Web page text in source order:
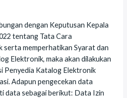
dengan Keputusan Kepala
tentang Tata Cara
serta memperhatikan Syarat dan
Elektronik, maka akan dilakukan
Penyedia Katalog Elektronik
Adapun pengecekan data
data sebagai berikut: Data Izin